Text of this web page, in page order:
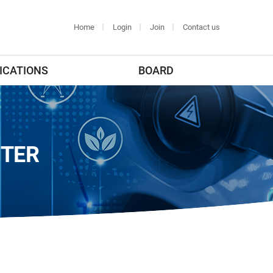
Home Login Join Contact us
BOARD